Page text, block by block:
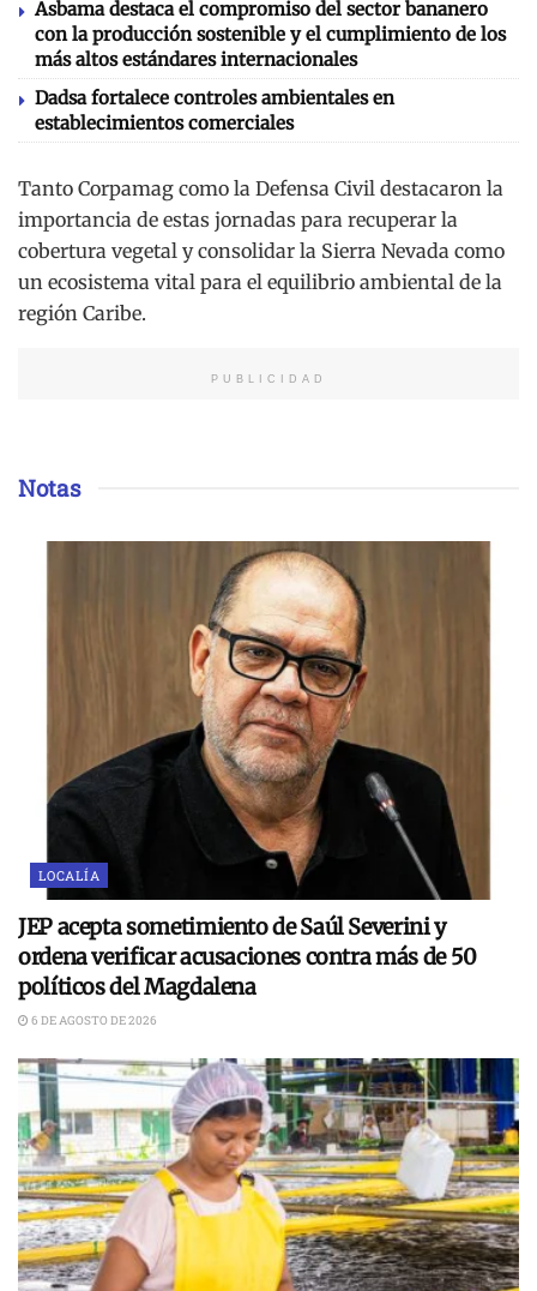
Asbama destaca el compromiso del sector bananero
con la producción sostenible y el cumplimiento de los
más altos estándares internacionales
Dadsa fortalece controles ambientales en
establecimientos comerciales
Tanto Corpamag como la Defensa Civil destacaron la
importancia de estas jornadas para recuperar la
cobertura vegetal y consolidar la Sierra Nevada como
un ecosistema vital para el equilibrio ambiental de la
región Caribe.
PUBLICIDAD
Notas
LOCALÍA
JEP acepta sometimiento de Saúl Severini y
ordena verificar acusaciones contra más de 50
políticos del Magdalena
6 DE AGOSTO DE 2026